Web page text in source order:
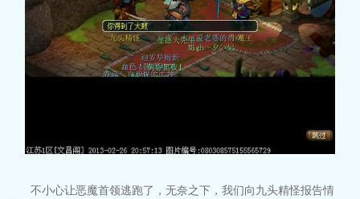
不小心让恶魔首领逃跑了，无奈之下，我们向九头精怪报告情